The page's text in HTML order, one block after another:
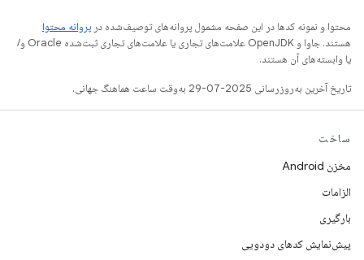
محتوا و نمونه کدها در این صفحه مشمول پروانه‌های توصیف‌شده در پروانه محتوا
هستند. جاوا و OpenJDK علامت‌های تجاری یا علامت‌های تجاری ثبت‌شده Oracle و/
یا وابسته‌های آن هستند.
تاریخ آخرین به‌روزرسانی 2025-07-29 به‌وقت ساعت هماهنگ جهانی.
ساخت
مخزن Android
الزامات
بارگیری
پیش‌نمایش کدهای دودویی